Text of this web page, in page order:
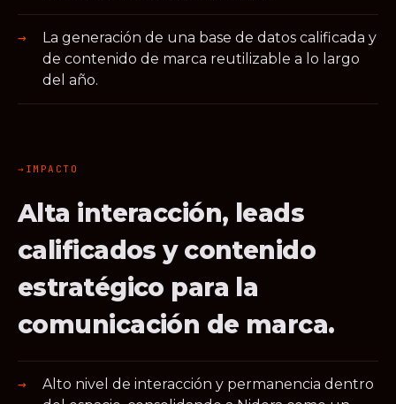
La generación de una base de datos calificada y
de contenido de marca reutilizable a lo largo
del año.
IMPACTO
Alta interacción, leads
calificados y contenido
estratégico para la
comunicación de marca.
Alto nivel de interacción y permanencia dentro